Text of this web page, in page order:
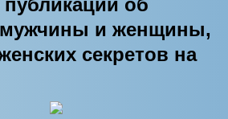
об
и женщины,
секретов на